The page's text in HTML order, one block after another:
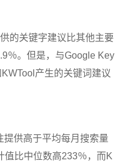
的关键字建议比其他主要
％。但是，与Google Key
产生的关键词建议
供高于平均每月搜索量
值比中位数高233％，而K